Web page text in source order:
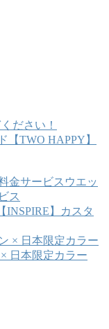
ださい！
【TWO HAPPY】
ウエッ
ス
【INSPIRE】カスタ
日本限定カラー